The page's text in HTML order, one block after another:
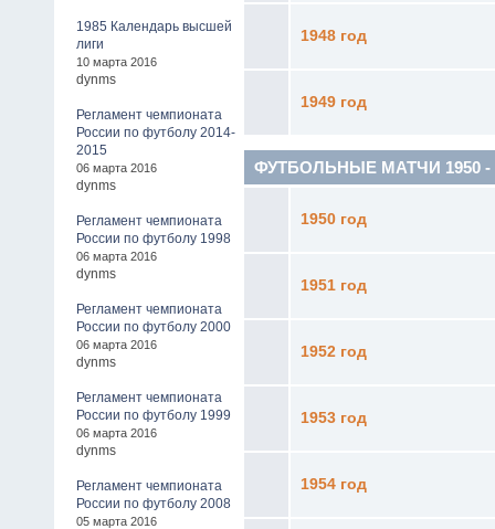
1985 Календарь высшей
лиги
10 марта 2016
dynms
Регламент чемпионата
России по футболу 2014-
2015
06 марта 2016
dynms
Регламент чемпионата
России по футболу 1998
06 марта 2016
dynms
Регламент чемпионата
России по футболу 2000
06 марта 2016
dynms
Регламент чемпионата
России по футболу 1999
06 марта 2016
dynms
Регламент чемпионата
России по футболу 2008
05 марта 2016
1948 год
1949 год
ФУТБОЛЬНЫЕ МАТЧИ 1950 -
1950 год
1951 год
1952 год
1953 год
1954 год